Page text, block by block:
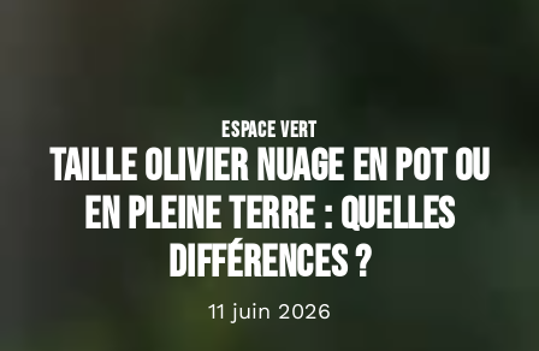
ESPACE VERT
Taille olivier nuage en pot ou
en pleine terre : quelles
différences ?
11 juin 2026